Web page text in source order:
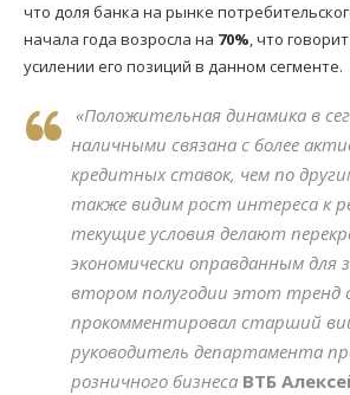
что доля банка на рынке
начала года возросла на 70%, что
усилении его позиций в данном сегменте.
«Положительная динамика в
наличными связана с более
кредитных ставок, чем по
также видим рост интереса к
текущие условия делают
экономически оправданным для
втором полугодии этот тренд
прокомментировал старший
руководитель департамента
розничного бизнеса ВТБ